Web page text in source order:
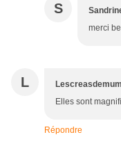
S
merci
L
Elles sont
Répondre